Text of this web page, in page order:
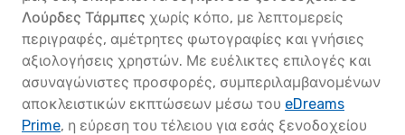
Λούρδες Τάρμπες χωρίς κόπο, με λεπτομερείς
περιγραφές, αμέτρητες φωτογραφίες και γνήσιες
αξιολογήσεις χρηστών. Με ευέλικτες επιλογές και
ασυναγώνιστες προσφορές, συμπεριλαμβανομένων
αποκλειστικών εκπτώσεων μέσω του eDreams
Prime, η εύρεση του τέλειου για εσάς ξενοδοχείου